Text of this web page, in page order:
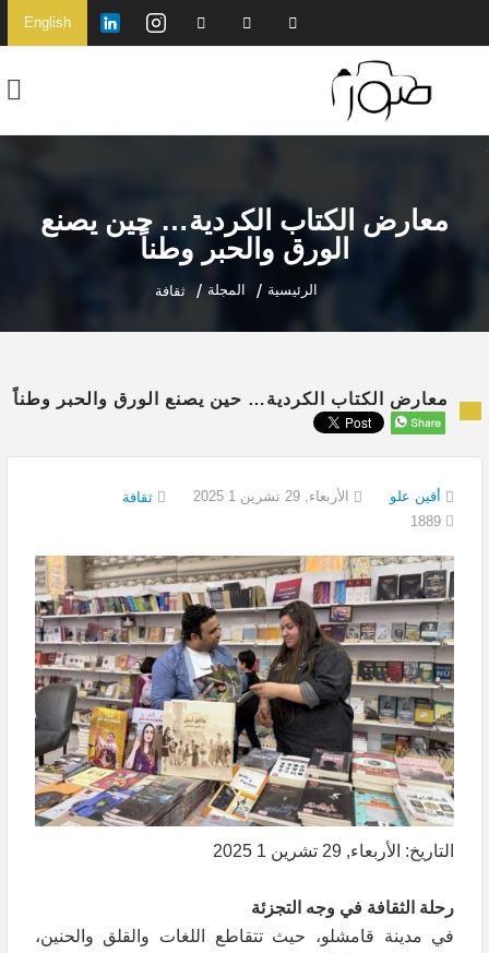
English
معارض الكتاب الكردية… حين يصنع
الورق والحبر وطناً
الرئيسية المجلة ثقافة
معارض الكتاب الكردية… حين يصنع الورق والحبر وطناً
أفين علو الأربعاء, 29 تشرين 1 2025
ثقافة
التاريخ: الأربعاء, 29 تشرين 1 2025
رحلة الثقافة في وجه التجزئة
في مدينة قامشلو، حيث تتقاطع اللغات والقلق والحنين،